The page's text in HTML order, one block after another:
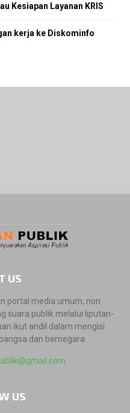
Kesiapan Layanan KRIS
kerja ke Diskominfo
US
portal media umum, non
suara publik melalui liputan-
ikut andil dalam mengisi
dan bernegara
US